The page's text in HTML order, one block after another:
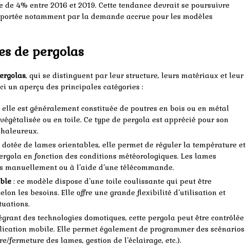
de 4% entre 2016 et 2019. Cette tendance devrait se poursuivre
notamment par la demande accrue pour les modèles
de pergolas
, qui se distinguent par leur structure, leurs matériaux et leur
un aperçu des principales catégories :
elle est généralement constituée de poutres en bois ou en métal
ou en toile. Ce type de pergola est apprécié pour son
dotée de lames orientables, elle permet de réguler la température et
en fonction des conditions météorologiques. Les lames
manuellement ou à l’aide d’une télécommande.
: ce modèle dispose d’une toile coulissante qui peut être
les besoins. Elle offre une grande flexibilité d’utilisation et
des technologies domotiques, cette pergola peut être contrôlée
mobile. Elle permet également de programmer des scénarios
fermeture des lames, gestion de l’éclairage, etc.).